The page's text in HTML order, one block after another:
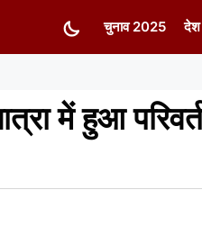
चुनाव 2025 देश
में हुआ